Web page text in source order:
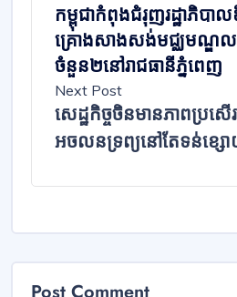
កម្ពុជាកំពុងជំរុញរដ្ឋាភិប
គ្រោងសាងសង់មជ្ឈមណ្ឌ
ចំនួន២នៅរាជធានីភ្នំពេញ
Next Post
សេដ្ឋកិច្ចចិនមានភាពប្រស
អចលនទ្រព្យនៅតែទន់ខ្សោ